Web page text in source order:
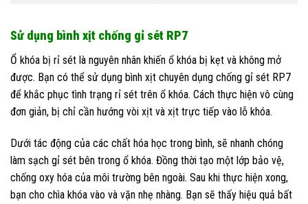
Sử dụng bình xịt chống gỉ sét RP7
Ổ khóa bị rỉ sét là nguyên nhân khiến ổ khóa bị kẹt và không mở
được. Bạn có thể sử dụng bình xịt chuyên dụng chống gỉ sét RP7
để khắc phục tình trạng rỉ sét trên ổ khóa. Cách thực hiện vô cùng
đơn giản, bị chỉ cần hướng vòi xịt và xịt trực tiếp vào lỗ khóa.
Dưới tác động của các chất hóa học trong bình, sẽ nhanh chóng
làm sạch gỉ sét bên trong ổ khóa. Đồng thời tạo một lớp bảo vệ,
chống oxy hóa của môi trường bên ngoài. Sau khi thực hiện xong,
bạn cho chìa khóa vào và vặn nhẹ nhàng. Bạn sẽ thấy hiệu quả bất